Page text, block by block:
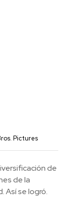
Pictures
de
de la
Así se logró.